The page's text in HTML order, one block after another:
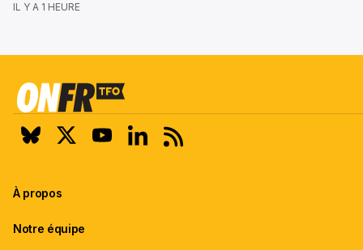
IL Y A 1 HEURE
À propos
Notre équipe